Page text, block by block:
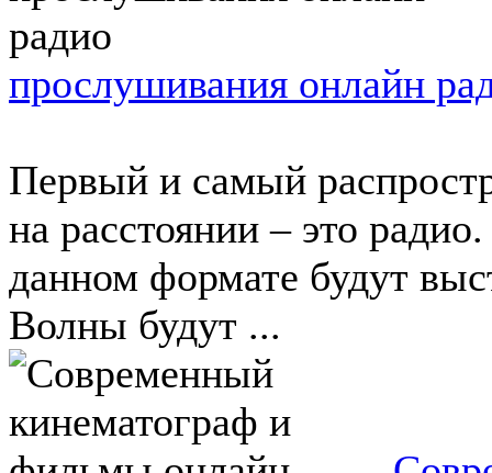
прослушивания онлайн
Первый и самый
на расстоянии – это
данном формате будут
Волны будут ...